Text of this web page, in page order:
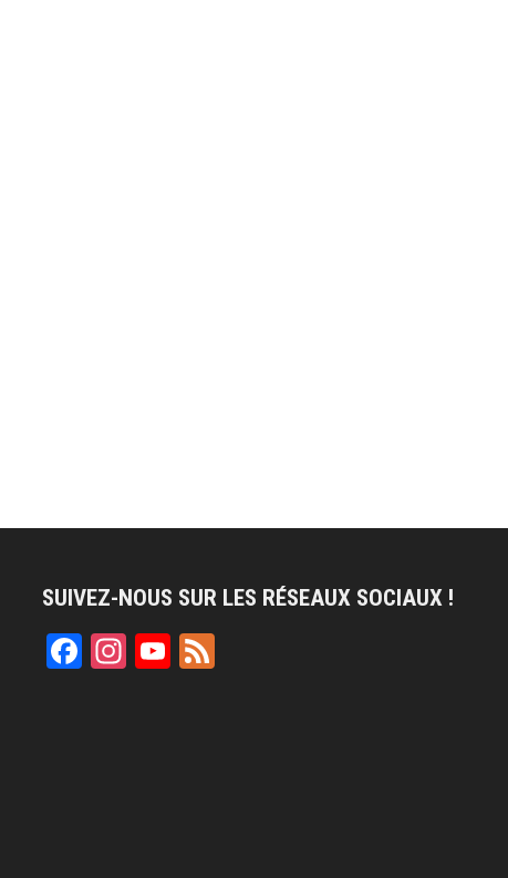
SUIVEZ-NOUS SUR LES RÉSEAUX SOCIAUX !
Facebook
Instagram
YouTube